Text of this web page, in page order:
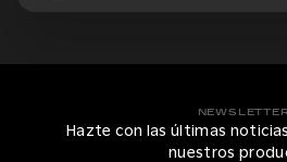
NEWSLETTER
Hazte con las últimas
nuestros